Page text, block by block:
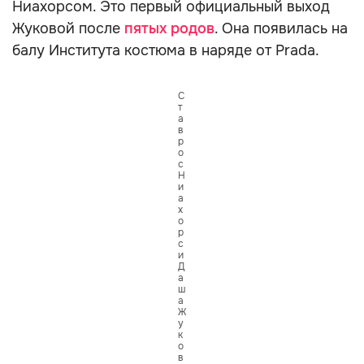
Ниахорсом. Это первый официальный выход
Жуковой после пятых родов. Она появилась на
балу Института костюма в наряде от Prada.
С
т
а
в
р
о
с
Н
и
а
х
о
р
с
и
Д
а
ш
а
Ж
у
к
о
в